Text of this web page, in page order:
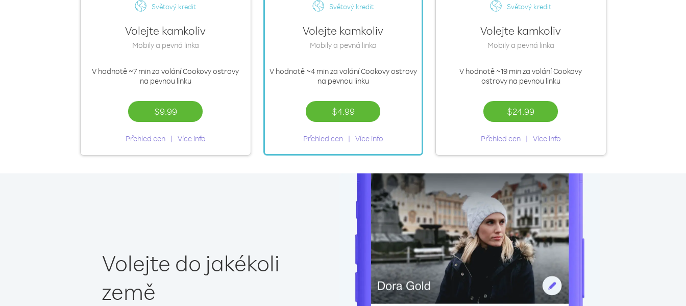
Světový kredit
Volejte kamkoliv
Mobily a pevná linka
V hodnotě ~7 minza volání Cookovy ostrovy
na pevnou linku
$9.99
Přehled cen Více info
Světový kredit
Volejte kamkoliv
Mobily a pevná linka
V hodnotě ~4 minza volání Cookovy ostrovy
na pevnou linku
$4.99
Přehled cen Více info
Světový kredit
Volejte kamkoliv
Mobily a pevná linka
V hodnotě ~19 minza volání Cookovy
ostrovy na pevnou linku
$24.99
Přehled cen Více info
Volejte do jakékoli
země